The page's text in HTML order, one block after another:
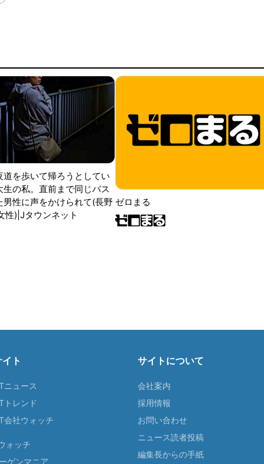
道を歩いて帰ろうとしてい
生の私。直前まで同じバス
男性に声をかけられて(長野
性)|Jタウンネット
ゼロまる
ト
ニュース
トレンド
会社ウォッチ
ォッチ
ゲンマニア
サイトについて
会社案内
採用情報
お問い合わせ
ニュース読者投稿
編集長からの手紙